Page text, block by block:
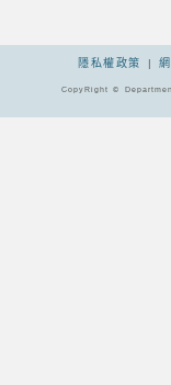
隱私權政策 |
CopyRight ©